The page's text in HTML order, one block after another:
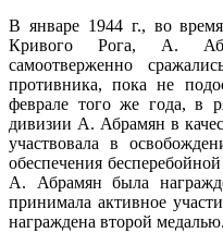
В январе 1944 г., во
Кривого Рога, А.
самоотверженно
противника, пока не
феврале того же года, в
дивизии А. Абрамян в
участвовала в
обеспечения
А. Абрамян была
принимала активное
награждена второй медалью.